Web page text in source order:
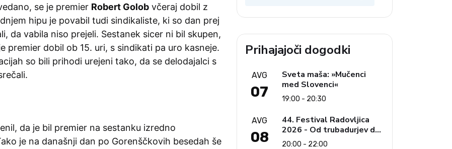
se je premier Robert Golob včeraj dobil z
hipu je povabil tudi sindikaliste, ki so dan prej
da vabila niso prejeli. Sestanek sicer ni bil skupen,
premier dobil ob 15. uri, s sindikati pa uro kasneje.
so bili prihodi urejeni tako, da se delodajalci s
da je bil premier na sestanku izredno
je na današnji dan po Gorenščkovih besedah še
Prihajajoči dogodki
AVG
07
Sveta maša: »Mučenci
med Slovenci«
19:00 - 20:30
AVG
08
44. Festival Radovljica
2026 - Od trubadurjev do
Brahmsa
20:00 - 22:00